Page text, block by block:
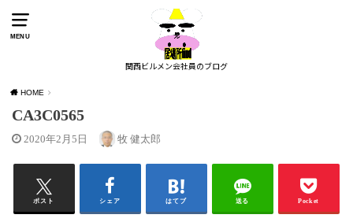
MENU
関西ビルメン会社員のブログ
HOME
CA3C0565
2020年2月5日 牧 健太郎
ポスト シェア はてブ 送る Pocket